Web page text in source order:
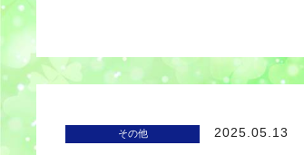
その他 2025.05.13